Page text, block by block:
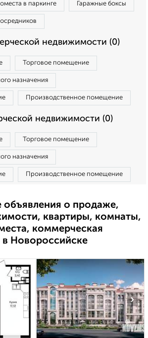
в паркинге Гаражные боксы
недвижимости (0)
Торговое помещение
назначения
Производственное помещение
недвижимости (0)
Торговое помещение
назначения
Производственное помещение
о продаже,
квартиры, комнаты,
коммерческая
Новороссийске
›